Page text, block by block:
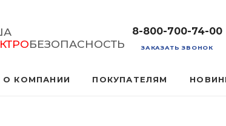
БЕЗОПАСНОСТЬ
8-800-700-74-00
ЗАКАЗАТЬ ЗВОНОК
О КОМПАНИИ ПОКУПАТЕЛЯМ